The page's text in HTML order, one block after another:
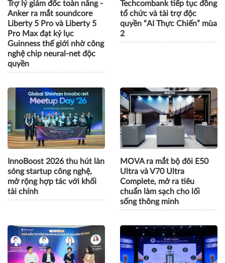
Trợ lý giám đốc toàn năng -
Anker ra mắt soundcore
Liberty 5 Pro và Liberty 5
Pro Max đạt kỷ lục
Guinness thế giới nhờ công
nghệ chip neural-net độc
quyền
Techcombank tiếp tục đồng
tổ chức và tài trợ độc
quyền “AI Thực Chiến” mùa
2
InnoBoost 2026 thu hút làn
sóng startup công nghệ,
mở rộng hợp tác với khối
tài chính
MOVA ra mắt bộ đôi E50
Ultra và V70 Ultra
Complete, mở ra tiêu
chuẩn làm sạch cho lối
sống thông minh